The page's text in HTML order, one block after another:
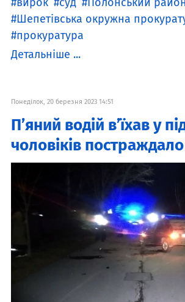
Шепетівська окружна
прокуратура
Детальніше ...
Понеділок, 20 березня 2023 14:51
П’яний водій в’їхав у
чоловіків постраждало